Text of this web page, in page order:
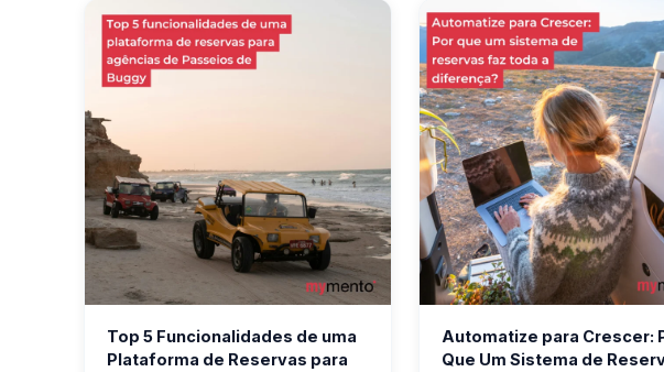
Top 5 Funcionalidades de uma
Plataforma de Reservas para
Automatize para Crescer:
Que Um Sistema de